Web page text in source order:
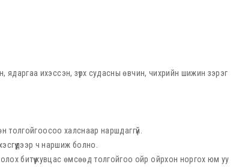
ядаргаа ихэссэн, зүрх судасны өвчин, чихрийн шижин зэрэг
толгойгоосоо халснаар наршдаггүй.
ч наршиж болно.
битүү хувцас өмсөөд толгойгоо ойр ойрхон норгох юм уу